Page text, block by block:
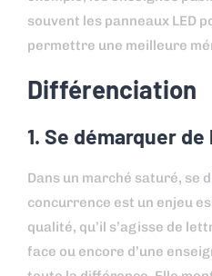
souvent les panneaux LED
permettre une meilleure
Différenciation
1. Se démarquer
Dans un marché saturé, se
concurrence est un enjeu
qualité, qu’il s’agisse de
face ou encore d’une